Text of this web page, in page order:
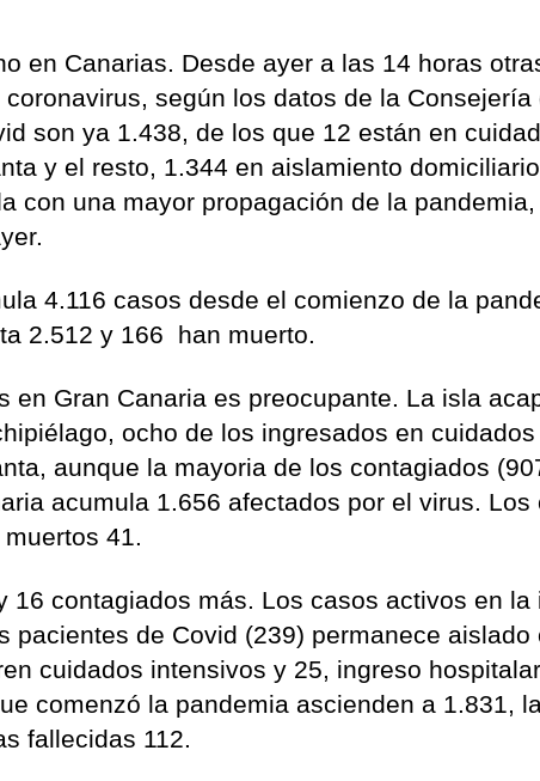
en Canarias. Desde ayer a las 14 horas
según los datos de la Consejería
son ya 1.438, de los que 12 están en
y el resto, 1.344 en aislamiento
con una mayor propagación de la
4.116 casos desde el comienzo de la
2.512 y 166 han muerto.
en Gran Canaria es preocupante. La isla
ocho de los ingresados en
aunque la mayoria de los contagiados
acumula 1.656 afectados por el virus. Los
41.
16 contagiados más. Los casos activos en la
pacientes de Covid (239) permanece aislado
cuidados intensivos y 25, ingreso
comenzó la pandemia ascienden a 1.831,
fallecidas 112.